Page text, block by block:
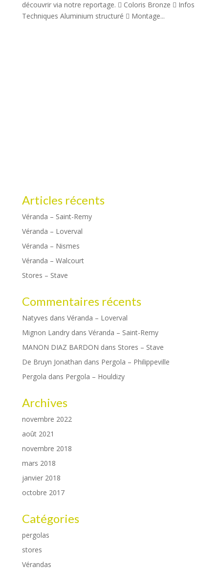
découvrir via notre reportage.  Coloris Bronze  Infos
Techniques Aluminium structuré  Montage...
Articles récents
Véranda – Saint-Remy
Véranda – Loverval
Véranda – Nismes
Véranda – Walcourt
Stores – Stave
Commentaires récents
Natyves dans Véranda – Loverval
Mignon Landrydans Véranda – Saint-Remy
MANON DIAZ BARDON dans Stores – Stave
De Bruyn Jonathan dans Pergola – Philippeville
Pergola dans Pergola – Houldizy
Archives
novembre 2022
août 2021
novembre 2018
mars 2018
janvier 2018
octobre 2017
Catégories
pergolas
stores
Vérandas